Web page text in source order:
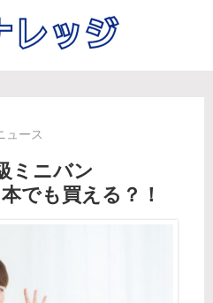
ュース
ミニバン
でも買える？！